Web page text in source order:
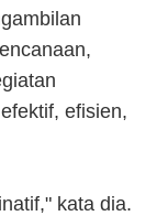
efisien,
kata dia.